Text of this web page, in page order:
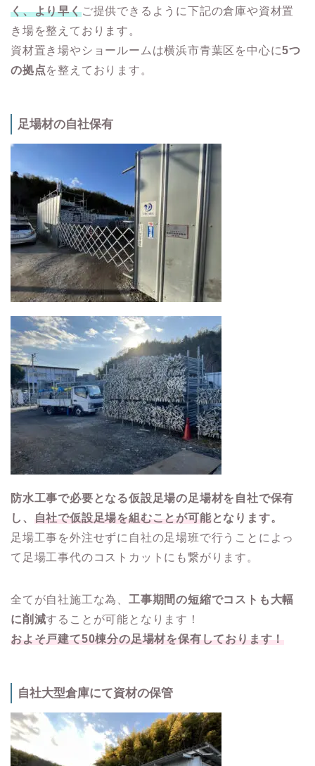
く、より早くご提供できるように下記の倉庫や資材置
き場を整えております。
資材置き場やショールームは横浜市青葉区を中心に5つ
の拠点を整えております。
足場材の自社保有
防水工事で必要となる仮設足場の足場材を自社で保有
し、
自社で仮設足場を組むことが可能となります。
足場工事を外注せずに自社の足場班で行うことによっ
て足場工事代のコストカットにも繋がります。
全てが自社施工な為、 工事期間の短縮でコストも大幅
に削減することが可能となります！
およそ戸建て50棟分の足場材を保有しております！
自社大型倉庫にて資材の保管